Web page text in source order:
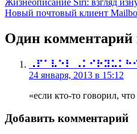
Навигация
по
записям
Жизнеописание Siri: взгляд
Новый почтовый клиент
Один комментарий
⠠⠏⠁⠧⠑⠇
24 января, 2013 в 15:12
«если кто-то говорил,
Добавить комментарий